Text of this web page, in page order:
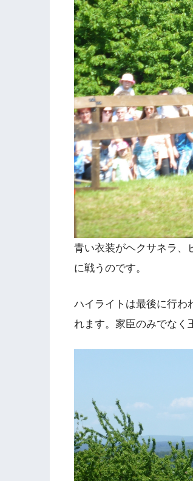
青い衣装がヘクサネラ、
に戦うのです。
ハイライトは最後に行わ
れます。家臣のみでなく